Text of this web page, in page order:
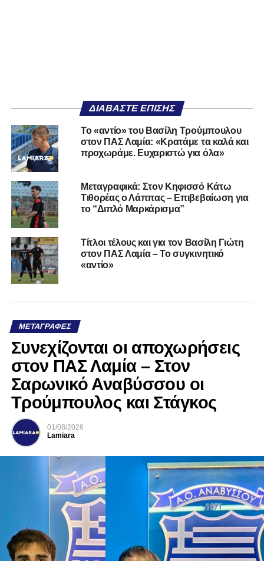
ΔΙΑΒΆΣΤΕ ΕΠΊΣΗΣ
Το «αντίο» του Βασίλη Τρούμπουλου
στον ΠΑΣ Λαμία: «Κρατάμε τα καλά και
προχωράμε. Ευχαριστώ για όλα»
Μεταγραφικά: Στον Κηφισσό Κάτω
Τιθορέας ο Λάππας – Επιβεβαίωση για
το “Διπλό Μαρκάρισμα”
Τίτλοι τέλους και για τον Βασίλη Γιώτη
στον ΠΑΣ Λαμία – Το συγκινητικό
«αντίο»
ΜΕΤΑΓΡΑΦΈΣ
Συνεχίζονται οι αποχωρήσεις
στον ΠΑΣ Λαμία – Στον
Σαρωνικό Αναβύσσου οι
Τρούμπουλος και Στάγκος
01/08/2026
Lamiara